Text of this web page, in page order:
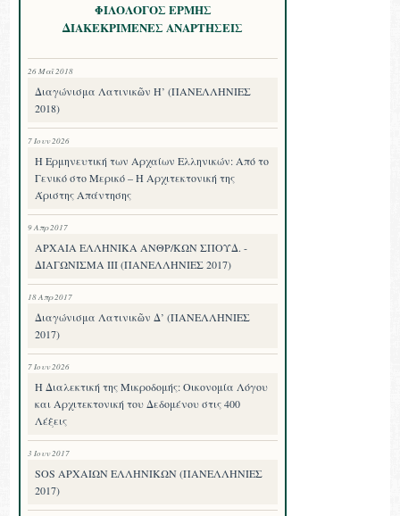
ΦΙΛΟΛΟΓΟΣ ΕΡΜΗΣ
ΔΙΑΚΕΚΡΙΜΕΝΕΣ ΑΝΑΡΤΗΣΕΙΣ
26 Μαΐ 2018
Διαγώνισμα Λατινικῶν Η’ (ΠΑΝΕΛΛΗΝΙΕΣ
2018)
7 Ιουν 2026
Η Ερμηνευτική των Αρχαίων Ελληνικών: Από το
Γενικό στο Μερικό – Η Αρχιτεκτονική της
Άριστης Απάντησης
9 Απρ 2017
ΑΡΧΑΙΑ ΕΛΛΗΝΙΚΑ ΑΝΘΡ/ΚΩΝ ΣΠΟΥΔ. -
ΔΙΑΓΩΝΙΣΜΑ III (ΠΑΝΕΛΛΗΝΙΕΣ 2017)
18 Απρ 2017
Διαγώνισμα Λατινικῶν Δ’ (ΠΑΝΕΛΛΗΝΙΕΣ
2017)
7 Ιουν 2026
Η Διαλεκτική της Μικροδομής: Οικονομία Λόγου
και Αρχιτεκτονική του Δεδομένου στις 400
Λέξεις
3 Ιουν 2017
SOS ΑΡΧΑΙΩΝ ΕΛΛΗΝΙΚΩΝ (ΠΑΝΕΛΛΗΝΙΕΣ
2017)